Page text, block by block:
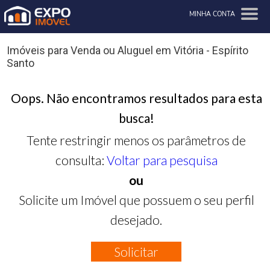
MINHA CONTA
Imóveis para Venda ou Aluguel em Vitória - Espírito
Santo
Oops. Não encontramos resultados para esta
busca!
Tente restringir menos os parâmetros de
consulta: Voltar para pesquisa
ou
Solicite um Imóvel que possuem o seu perfil
desejado.
Solicitar